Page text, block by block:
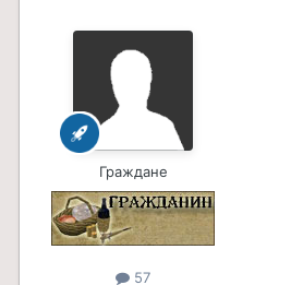
Граждане
57